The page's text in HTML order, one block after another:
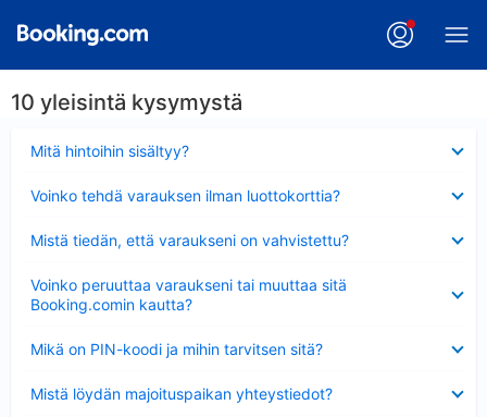
10 yleisintä kysymystä
Mitä hintoihin sisältyy?
Voinko tehdä varauksen ilman luottokorttia?
Mistä tiedän, että varaukseni on vahvistettu?
Voinko peruuttaa varaukseni tai muuttaa sitä
Booking.comin kautta?
Mikä on PIN-koodi ja mihin tarvitsen sitä?
Mistä löydän majoituspaikan yhteystiedot?